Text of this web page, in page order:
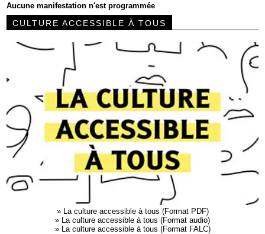
Contacts
Aucune manifestation n'est programmée
CULTURE ACCESSIBLE À TOUS
»
La culture accessible à tous (Format PDF)
»
La culture accessible à tous (Format audio)
»
La culture accessible à tous (Format FALC)